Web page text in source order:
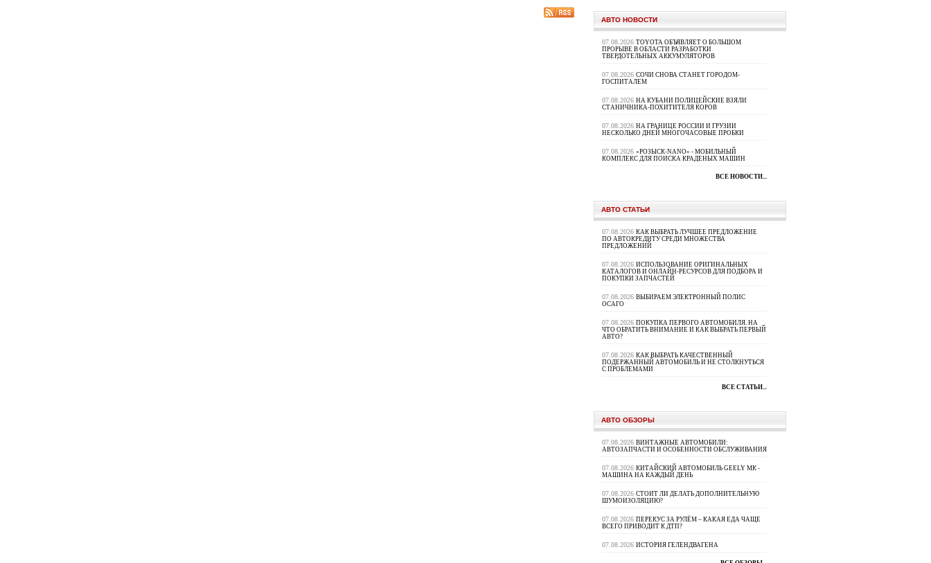
АВТО НОВОСТИ
07.08.2026 TOYOTA ОБЪЯВЛЯЕТ О БОЛЬШОМ
ПРОРЫВЕ В ОБЛАСТИ РАЗРАБОТКИ
ТВЕРДОТЕЛЬНЫХ АККУМУЛЯТОРОВ
07.08.2026 СОЧИ СНОВА СТАНЕТ ГОРОДОМ-
ГОСПИТАЛЕМ
07.08.2026 НА КУБАНИ ПОЛИЦЕЙСКИЕ ВЗЯЛИ
СТАНИЧНИКА-ПОХИТИТЕЛЯ КОРОВ
07.08.2026 НА ГРАНИЦЕ РОССИИ И ГРУЗИИ
НЕСКОЛЬКО ДНЕЙ МНОГОЧАСОВЫЕ ПРОБКИ
07.08.2026 «РОЗЫСК-NANO» - МОБИЛЬНЫЙ
КОМПЛЕКС ДЛЯ ПОИСКА КРАДЕНЫХ МАШИН
ВСЕ НОВОСТИ...
АВТО СТАТЬИ
07.08.2026 КАК ВЫБРАТЬ ЛУЧШЕЕ ПРЕДЛОЖЕНИЕ
ПО АВТОКРЕДИТУ СРЕДИ МНОЖЕСТВА
ПРЕДЛОЖЕНИЙ
07.08.2026 ИСПОЛЬЗОВАНИЕ ОРИГИНАЛЬНЫХ
КАТАЛОГОВ И ОНЛАЙН-РЕСУРСОВ ДЛЯ ПОДБОРА И
ПОКУПКИ ЗАПЧАСТЕЙ
07.08.2026 ВЫБИРАЕМ ЭЛЕКТРОННЫЙ ПОЛИС
ОСАГО
07.08.2026 ПОКУПКА ПЕРВОГО АВТОМОБИЛЯ. НА
ЧТО ОБРАТИТЬ ВНИМАНИЕ И КАК ВЫБРАТЬ ПЕРВЫЙ
АВТО?
07.08.2026 КАК ВЫБРАТЬ КАЧЕСТВЕННЫЙ
ПОДЕРЖАННЫЙ АВТОМОБИЛЬ И НЕ СТОЛКНУТЬСЯ
С ПРОБЛЕМАМИ
ВСЕ СТАТЬИ...
АВТО ОБЗОРЫ
07.08.2026 ВИНТАЖНЫЕ АВТОМОБИЛИ:
АВТОЗАПЧАСТИ И ОСОБЕННОСТИ ОБСЛУЖИВАНИЯ
07.08.2026 КИТАЙСКИЙ АВТОМОБИЛЬ GEELY МК -
МАШИНА НА КАЖДЫЙ ДЕНЬ
07.08.2026 СТОИТ ЛИ ДЕЛАТЬ ДОПОЛНИТЕЛЬНУЮ
ШУМОИЗОЛЯЦИЮ?
07.08.2026 ПЕРЕКУС ЗА РУЛЁМ – КАКАЯ ЕДА ЧАЩЕ
ВСЕГО ПРИВОДИТ К ДТП?
07.08.2026 ИСТОРИЯ ГЕЛЕНДВАГЕНА